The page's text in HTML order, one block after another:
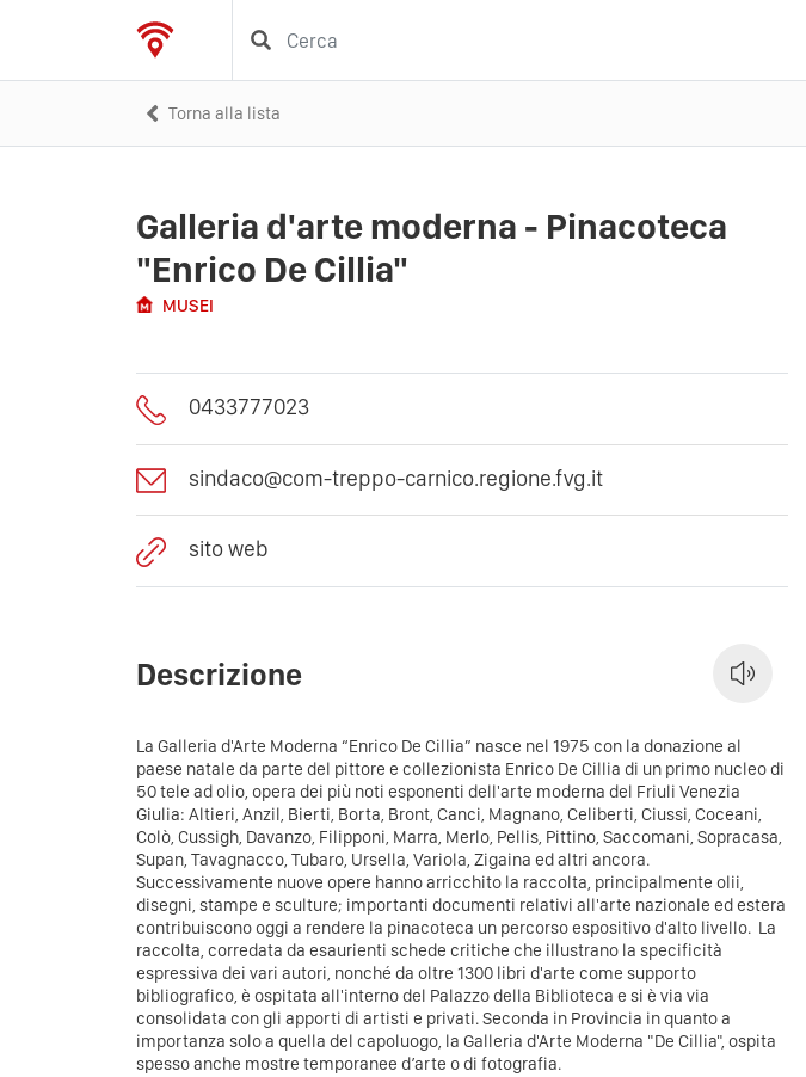
Torna alla lista
Galleria d'arte moderna - Pinacoteca
"Enrico De Cillia"
MUSEI
0433777023
sindaco@com-treppo-carnico.regione.fvg.it
sito web
Descrizione
La Galleria d'Arte Moderna “Enrico De Cillia” nasce nel 1975 con la donazione al
paese natale da parte del pittore e collezionista Enrico De Cillia di un primo nucleo di
50 tele ad olio, opera dei più noti esponenti dell'arte moderna del Friuli Venezia
Giulia: Altieri, Anzil, Bierti, Borta, Bront, Canci, Magnano, Celiberti, Ciussi, Coceani,
Colò, Cussigh, Davanzo, Filipponi, Marra, Merlo, Pellis, Pittino, Saccomani, Sopracasa,
Supan, Tavagnacco, Tubaro, Ursella, Variola, Zigaina ed altri ancora.
Successivamente nuove opere hanno arricchito la raccolta, principalmente olii,
disegni, stampe e sculture; importanti documenti relativi all'arte nazionale ed estera
contribuiscono oggi a rendere la pinacoteca un percorso espositivo d'alto livello. La
raccolta, corredata da esaurienti schede critiche che illustrano la specificità
espressiva dei vari autori, nonché da oltre 1300 libri d'arte come supporto
bibliografico, è ospitata all'interno del Palazzo della Biblioteca e si è via via
consolidata con gli apporti di artisti e privati. Seconda in Provincia in quanto a
importanza solo a quella del capoluogo, la Galleria d'Arte Moderna "De Cillia", ospita
spesso anche mostre temporanee d’arte o di fotografia.